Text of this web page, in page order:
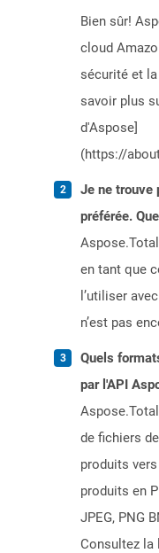
Bien sûr!
cloud
sécurité et
savoir plus
d'Aspose]
(https://
Je ne trouve
préférée.
en tant que
l’utiliser
n’est pas
Quels
par l'API
de fichiers
produits
produits en
JPEG, PNG
Consultez